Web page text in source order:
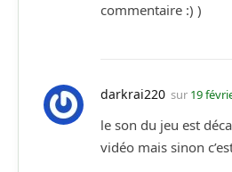
commentaire :) )
darkrai220 sur 19
le son du jeu est
vidéo mais sinon